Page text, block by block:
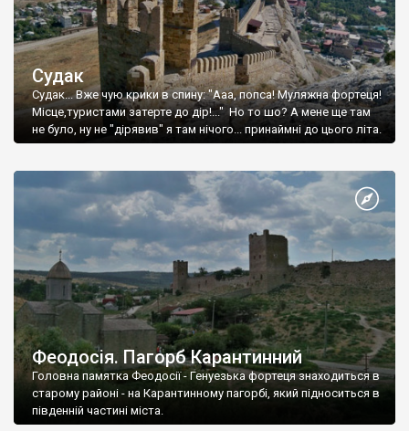
Судак
Судак... Вже чую крики в спину: "Ааа, попса! Муляжна фортеця!
Місце,туристами затерте до дір!..." Но то шо? А мене ще там
не було, ну не "дірявив" я там нічого... принаймні до цього літа.
Феодосія. Пагорб Карантинний
Головна памятка Феодосії - Генуезька фортеця знаходиться в
старому районі - на Карантинному пагорбі, який підноситься в
південній частині міста.